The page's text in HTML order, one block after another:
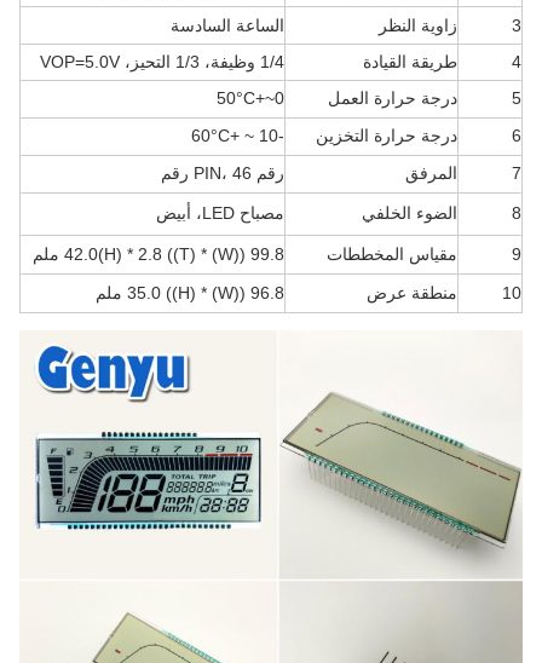
3
زاوية النظر
الساعة السادسة
4
طريقة القيادة
1/4 وظيفة، 1/3 التحيز، VOP=5.0V
5
درجة حرارة العمل 0~+50
°C
6
درجة حرارة التخزين -10 ~ +60
°C
7
المرفق رقم PIN، 46 رقم
8 الضوء الخلفي مصباح LED، أبيض
9 مقياس المخططات 99.8 ((W) * 42.0
(H) * 2.8 ((T) ملم
10
منطقة عرض 96.8 ((W) * 35.0 ((H) ملم